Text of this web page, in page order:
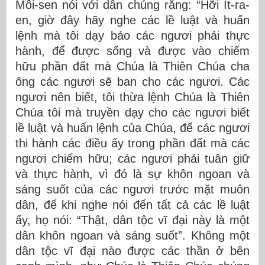
Môi-sen nói với dân chúng rằng: “Hỡi Ít-ra-
en, giờ đây hãy nghe các lề luật và huấn
lệnh mà tôi dạy bảo các ngươi phải thực
hành, để được sống và được vào chiếm
hữu phần đất mà Chúa là Thiên Chúa cha
ông các ngươi sẽ ban cho các ngươi. Các
ngươi nên biết, tôi thừa lệnh Chúa là Thiên
Chúa tôi mà truyền dạy cho các ngươi biết
lề luật và huấn lệnh của Chúa, để các ngươi
thi hành các điều ấy trong phần đất mà các
ngươi chiếm hữu; các ngươi phải tuân giữ
và thực hành, vì đó là sự khôn ngoan và
sáng suốt của các ngươi trước mặt muôn
dân, để khi nghe nói đến tất cả các lề luật
ấy, họ nói: “Thật, dân tộc vĩ đại này là một
dân khôn ngoan và sáng suốt”. Không một
dân tộc vĩ đại nào được các thần ở bên